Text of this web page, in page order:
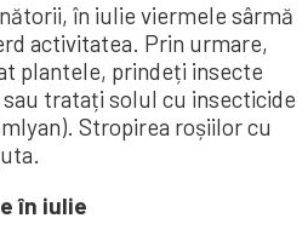
în iulie viermele sârmă
activitatea. Prin urmare,
plantele, prindeți insecte
tratați solul cu insecticide
Stropirea roșiilor cu
în iulie